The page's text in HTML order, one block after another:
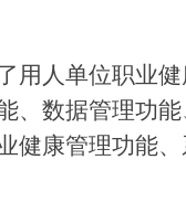
用人单位职业
、数据管理功
健康管理功能